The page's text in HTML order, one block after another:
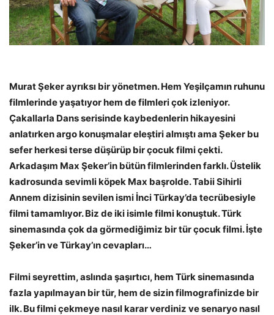
Murat Şeker ayrıksı bir yönetmen. Hem Yeşilçamın ruhunu
filmlerinde yaşatıyor hem de filmleri çok izleniyor.
Çakallarla Dans serisinde kaybedenlerin hikayesini
anlatırken argo konuşmalar eleştiri almıştı ama Şeker bu
sefer herkesi terse düşürüp bir çocuk filmi çekti.
Arkadaşım Max Şeker’in bütün filmlerinden farklı. Üstelik
kadrosunda sevimli köpek Max başrolde. Tabii Sihirli
Annem dizisinin sevilen ismi İnci Türkay’da tecrübesiyle
filmi tamamlıyor. Biz de iki isimle filmi konuştuk. Türk
sinemasında çok da görmediğimiz bir tür çocuk filmi. İşte
Şeker’in ve Türkay’ın cevapları…
Filmi seyrettim, aslında şaşırtıcı, hem Türk sinemasında
fazla yapılmayan bir tür, hem de sizin filmografinizde bir
ilk. Bu filmi çekmeye nasıl karar verdiniz ve senaryo nasıl